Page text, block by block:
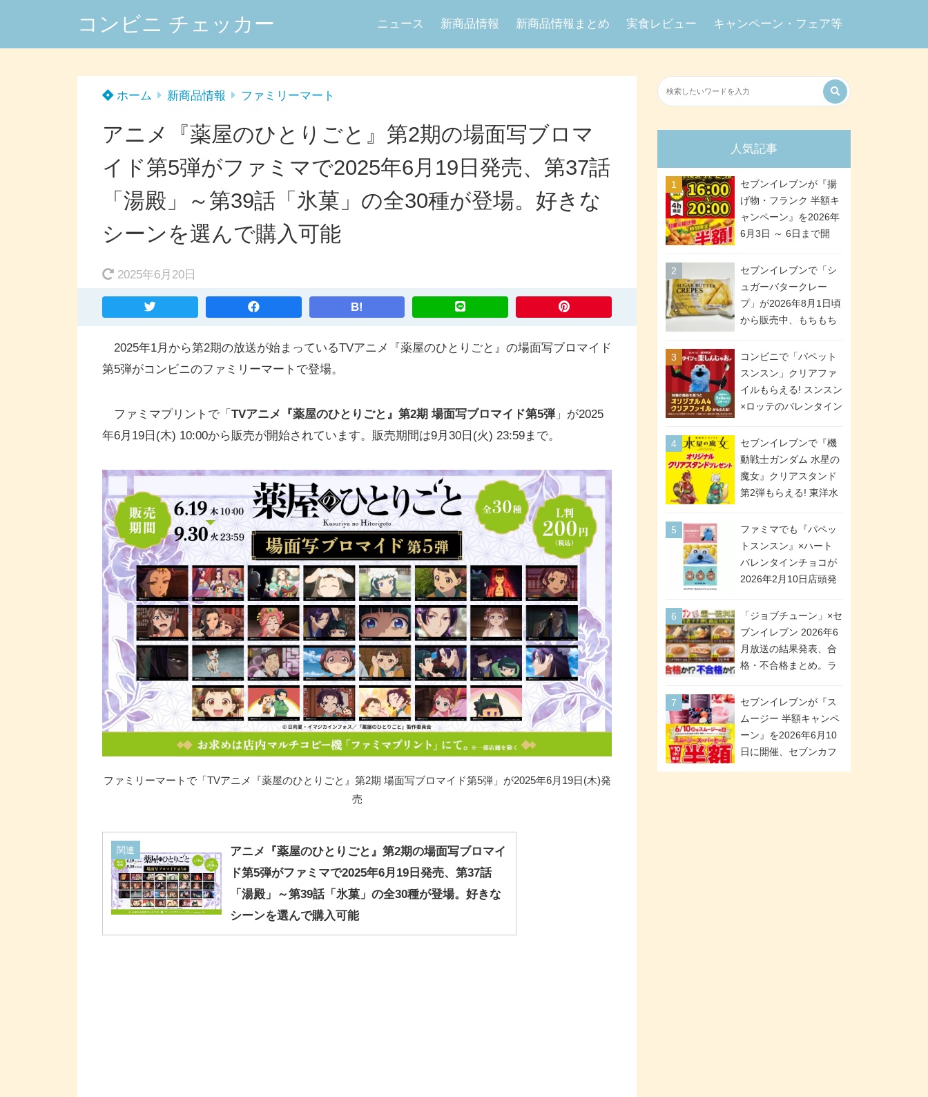
コンビニ チェッカー ニュース 新商品情報 新商品情報まとめ 実食レビュー キャンペーン・フェア等
ホーム 新商品情報 ファミリーマート
アニメ『薬屋のひとりごと』第2期の場面写ブロマ
イド第5弾がファミマで2025年6月19日発売、第37話
「湯殿」～第39話「氷菓」の全30種が登場。好きな
シーンを選んで購入可能
2025年6月20日
B!
2025年1月から第2期の放送が始まっているTVアニメ『薬屋のひとりごと』の場面写ブロマイド
第5弾がコンビニのファミリーマートで登場。
ファミマプリントで「 TVアニメ『薬屋のひとりごと』第2期 場面写ブロマイド第5弾」が2025
年6月19日(木) 10:00から販売が開始されています。販売期間は9月30日(火) 23:59まで。
ファミリーマートで「TVアニメ『薬屋のひとりごと』第2期 場面写ブロマイド第5弾」が2025年6月19日(木)発
売
関連
アニメ『薬屋のひとりごと』第2期の場面写ブロマイ
ド第5弾がファミマで2025年6月19日発売、第37話
「湯殿」～第39話「氷菓」の全30種が登場。好きな
シーンを選んで購入可能
人気記事
セブンイレブンが『揚
げ物・フランク 半額キ
ャンペーン』を2026年
6月3日 ～ 6日まで開
などが「揚げ物スーパ
ーセール」でお得に! 各
日16:00 ～ 20:00の4時
間限定で実施。ななチ
メリカンドッグが税抜
セブンイレブンで「シ
ュガーバタークレー
プ」が2026年8月1日頃
から販売中、もちもち
シュガー＆バターをレ
ンジアップで手軽に楽
しめる冷凍食品。2個入
り
コンビニで「パペット
スンスン」クリアファ
イルもらえる! スンスン
×ロッテのバレンタイン
スタート。セブン、フ
ァミマ、ローソンの3社
で異なるデザイン＆対
象商品
セブンイレブンで『機
動戦士ガンダム 水星の
魔女』クリアスタンド
第2弾もらえる! 東洋水
ペーンが2026年5月26
日スタート。浴衣＆た
ぬき・キツネ姿のスレ
ッタ / ミオリネ / グエ
号・5号) / シャディク
が全6種のクリアスタン
ドになって登場!
ファミマでも『パペッ
トスンスン』×ハート
バレンタインチョコが
2026年2月10日店頭発
チョコ」「チョコ缶」
「ツインギフト」が登
場
「ジョブチューン」×セ
ブンイレブン 2026年6
月放送の結果発表、合
格・不合格まとめ。ラ
合格「金のハンバー
グ」。満場一致合格数
は6商品、合格数は2商
品。TVerでの見逃し配
セブンイレブンが『ス
ムージー 半額キャンペ
ーン』を2026年6月10
日に開催、セブンカフ